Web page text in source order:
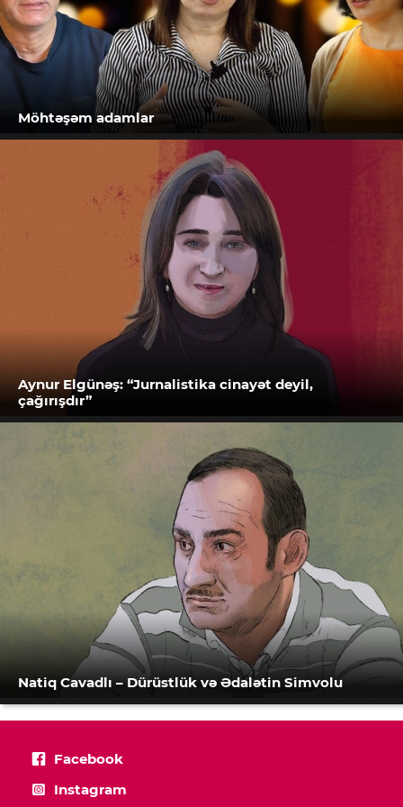
Möhtəşəm adamlar
Aynur Elgünəş: “Jurnalistika cinayət deyil,
çağırışdır”
Natiq Cavadlı – Dürüstlük və Ədalətin Simvolu
Facebook
Instagram